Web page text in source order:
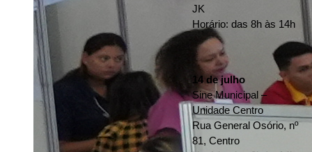
JK
Horário: das 8h às 14h
14 de julho
Sine Municipal –
Unidade Centro
Rua General Osório, nº
81, Centro